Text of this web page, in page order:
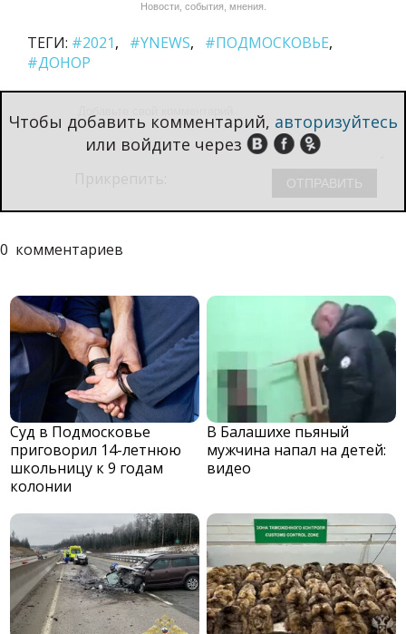
Новости, события, мнения.
ТЕГИ: #2021 #YNEWS
#ПОДМОСКОВЬЕ
#ДОНОР
Чтобы добавить комментарий, авторизуйтесь
или войдите через
0 комментариев
Суд в Подмосковье
приговорил 14-летнюю
школьницу к 9 годам
колонии
В Балашихе пьяный
мужчина напал на детей:
видео